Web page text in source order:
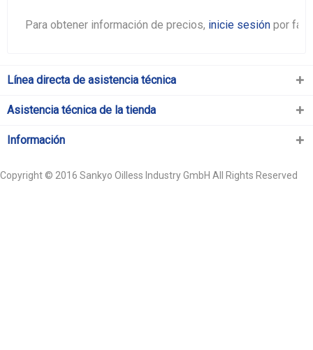
Para obtener información de precios, inicie sesión por
Línea directa de asistencia técnica
Asistencia técnica de la tienda
Información
Copyright © 2016 Sankyo Oilless Industry GmbH All Rights Reserved